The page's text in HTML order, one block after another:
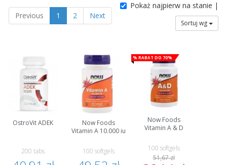
Previous 1 2 Next
Pokaż najpierw na stanie |
Sortuj wg
OstroVit ADEK
200 tabs
Now Foods
Vitamin A 10.000 iu
100 softgels
% Rabat do 70%
Now Foods
Vitamin A & D
100 softgels
51,67 zł